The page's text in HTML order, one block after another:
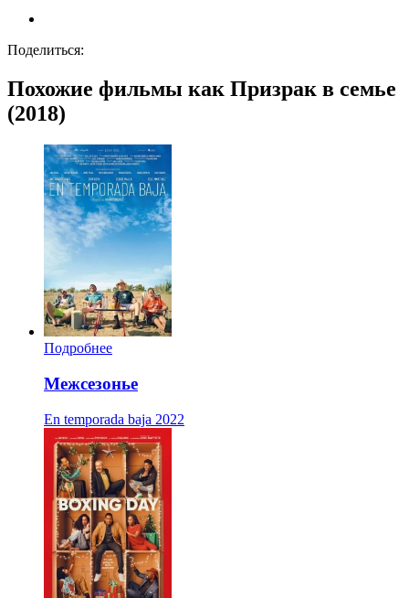
Поделиться:
Похожие фильмы как Призрак в семье
(2018)
Подробнее
Межсезонье
En temporada baja 2022